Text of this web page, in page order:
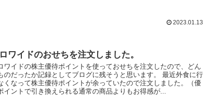
2023.01.13
ワイドのおせちを注文しました。
ワイドの株主優待ポイントを使っておせちを注文したので、どん
のだったか記録としてブログに残そうと思います。 最近外食に行
くなって株主優待ポイントが余っていたので注文しました。（優
イントで引き換えられる通常の商品よりもお得感が...